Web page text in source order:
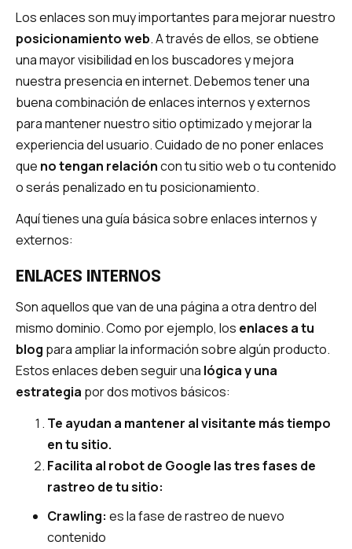
Los enlaces son muy importantes para mejorar nuestro
posicionamiento web. A través de ellos, se obtiene
una mayor visibilidad en los buscadores y mejora
nuestra presencia en internet. Debemos tener una
buena combinación de enlaces internos y externos
para mantener nuestro sitio optimizado y mejorar la
experiencia del usuario. Cuidado de no poner enlaces
que no tengan relacióncon tu sitio web o tu contenido
o serás penalizado en tu posicionamiento.
Aquí tienes una guía básica sobre enlaces internos y
externos:
ENLACES INTERNOS
Son aquellos que van de una página a otra dentro del
mismo dominio. Como por ejemplo, los enlaces a tu
blog para ampliar la información sobre algún producto.
Estos enlaces deben seguir una lógica y una
estrategia por dos motivos básicos:
Te ayudan a mantener al visitante más tiempo
en tu sitio.
Facilita al robot de Google las tres fases de
rastreo de tu sitio:
Crawling: es la fase de rastreo de nuevo
contenido